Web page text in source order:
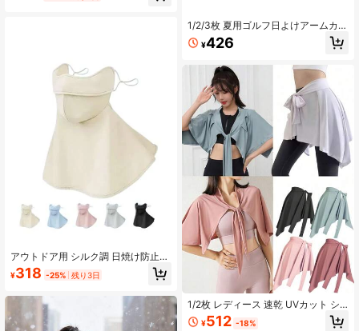
アウトドア用 シルク調 日焼け防止フ
ェイスマスク、UVカット ネックゲイ
ター 男女兼用、サイクリング、運
¥318 -25% 残り3日
1/2/3枚 夏用ゴルフ日よけアームカバ
ー、高弾性、吸汗、通気性、ユニセ
ックス アウトドアスポーツ サイクリ
¥426
1/2枚 レディース 速乾 UVカット シ
ョール、ベルト、スカーフ、スポー
ツスカート、フィットネスヨガセッ
¥512 -18%